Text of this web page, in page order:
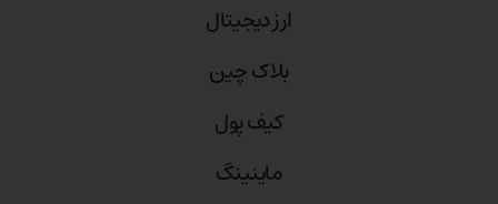
ارز دیجیتال
بلاک‌ چین
کیف پول
ماینینگ